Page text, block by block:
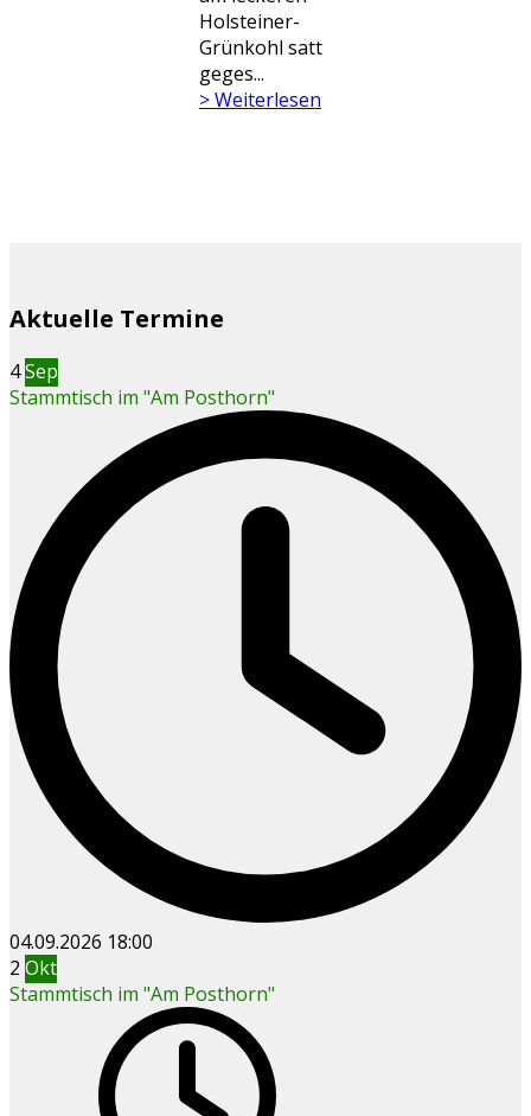
Holsteiner-
Grünkohl satt
geges...
> Weiterlesen
Aktuelle Termine
4Sep
Stammtisch im "Am Posthorn"
04.09.2026 18:00
2 Okt
Stammtisch im "Am Posthorn"